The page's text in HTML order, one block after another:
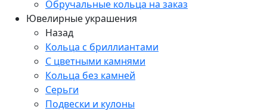
Обручальные кольца на заказ
Ювелирные украшения
Назад
Кольца с бриллиантами
С цветными камнями
Кольца без камней
Серьги
Подвески и кулоны